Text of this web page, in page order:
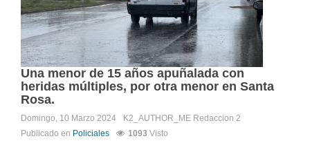
Una menor de 15 años apuñalada con
heridas múltiples, por otra menor en Santa
Rosa.
Domingo, 10 Marzo 2024 K2_AUTHOR_ME Redaccion 2
Publicado en Policiales 1093 Visto